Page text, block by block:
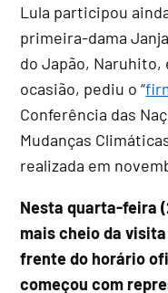
Lula participou
primeira-dama
do Japão, Naruhito,
ocasião, pediu o “
Conferência das
Mudanças
realizada em
Nesta quarta-feira
mais cheio da
frente do horário
começou com